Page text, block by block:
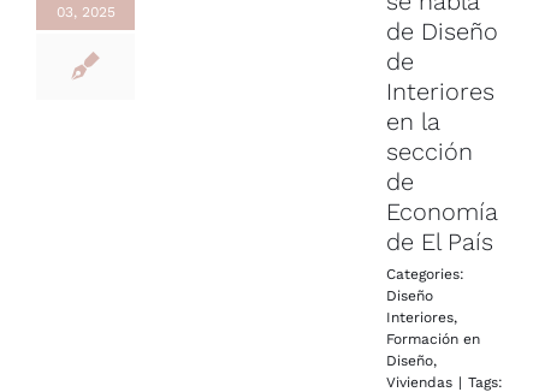
03, 2025
de Diseño
de
Interiores
en la
sección
de
Economía
de El País
Categories:
Diseño
Interiores,
Formación en
Diseño,
Viviendas | Tags: